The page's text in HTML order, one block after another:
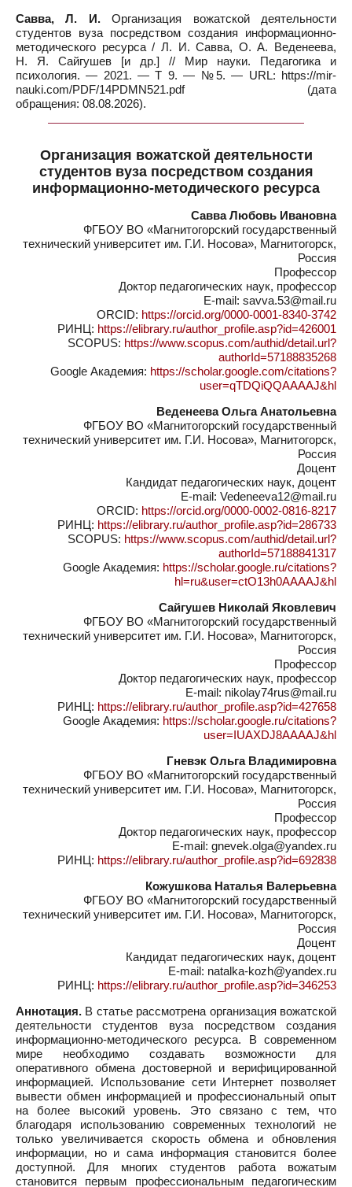
Савва, Л. И.Организация вожатской деятельности
студентов вуза посредством создания информационно-
методического ресурса / Л. И. Савва, О. А. Веденеева,
Н. Я. Сайгушев [и др.] // Мир науки. Педагогика и
психология. — 2021. — Т 9. — №5. — URL: https://mir-
nauki.com/PDF/14PDMN521.pdf (дата
обращения: 08.08.2026).
Организация вожатской деятельности
студентов вуза посредством создания
информационно-методического ресурса
Савва Любовь Ивановна
ФГБОУ ВО «Магнитогорский государственный
технический университет им. Г.И. Носова», Магнитогорск,
Россия
Профессор
Доктор педагогических наук, профессор
E-mail: savva.53@mail.ru
ORCID: https://orcid.org/0000-0001-8340-3742
РИНЦ: https://elibrary.ru/author_profile.asp?id=426001
SCOPUS: https://www.scopus.com/authid/detail.url?
authorId=57188835268
Google Академия: https://scholar.google.com/citations?
user=qTDQiQQAAAAJ&hl
Веденеева Ольга Анатольевна
ФГБОУ ВО «Магнитогорский государственный
технический университет им. Г.И. Носова», Магнитогорск,
Россия
Доцент
Кандидат педагогических наук, доцент
E-mail: Vedeneeva12@mail.ru
ORCID: https://orcid.org/0000-0002-0816-8217
РИНЦ: https://elibrary.ru/author_profile.asp?id=286733
SCOPUS: https://www.scopus.com/authid/detail.url?
authorId=57188841317
Google Академия: https://scholar.google.ru/citations?
hl=ru&user=ctO13h0AAAAJ&hl
Сайгушев Николай Яковлевич
ФГБОУ ВО «Магнитогорский государственный
технический университет им. Г.И. Носова», Магнитогорск,
Россия
Профессор
Доктор педагогических наук, профессор
E-mail: nikolay74rus@mail.ru
РИНЦ: https://elibrary.ru/author_profile.asp?id=427658
Google Академия: https://scholar.google.ru/citations?
user=IUAXDJ8AAAAJ&hl
Гневэк Ольга Владимировна
ФГБОУ ВО «Магнитогорский государственный
технический университет им. Г.И. Носова», Магнитогорск,
Россия
Профессор
Доктор педагогических наук, профессор
E-mail: gnevek.olga@yandex.ru
РИНЦ: https://elibrary.ru/author_profile.asp?id=692838
Кожушкова Наталья Валерьевна
ФГБОУ ВО «Магнитогорский государственный
технический университет им. Г.И. Носова», Магнитогорск,
Россия
Доцент
Кандидат педагогических наук, доцент
E-mail: natalka-kozh@yandex.ru
РИНЦ: https://elibrary.ru/author_profile.asp?id=346253
Аннотация. В статье рассмотрена организация вожатской
деятельности студентов вуза посредством создания
информационно-методического ресурса. В современном
мире необходимо создавать возможности для
оперативного обмена достоверной и верифицированной
информацией. Использование сети Интернет позволяет
вывести обмен информацией и профессиональный опыт
на более высокий уровень. Это связано с тем, что
благодаря использованию современных технологий не
только увеличивается скорость обмена и обновления
информации, но и сама информация становится более
доступной. Для многих студентов работа вожатым
становится первым профессиональным педагогическим